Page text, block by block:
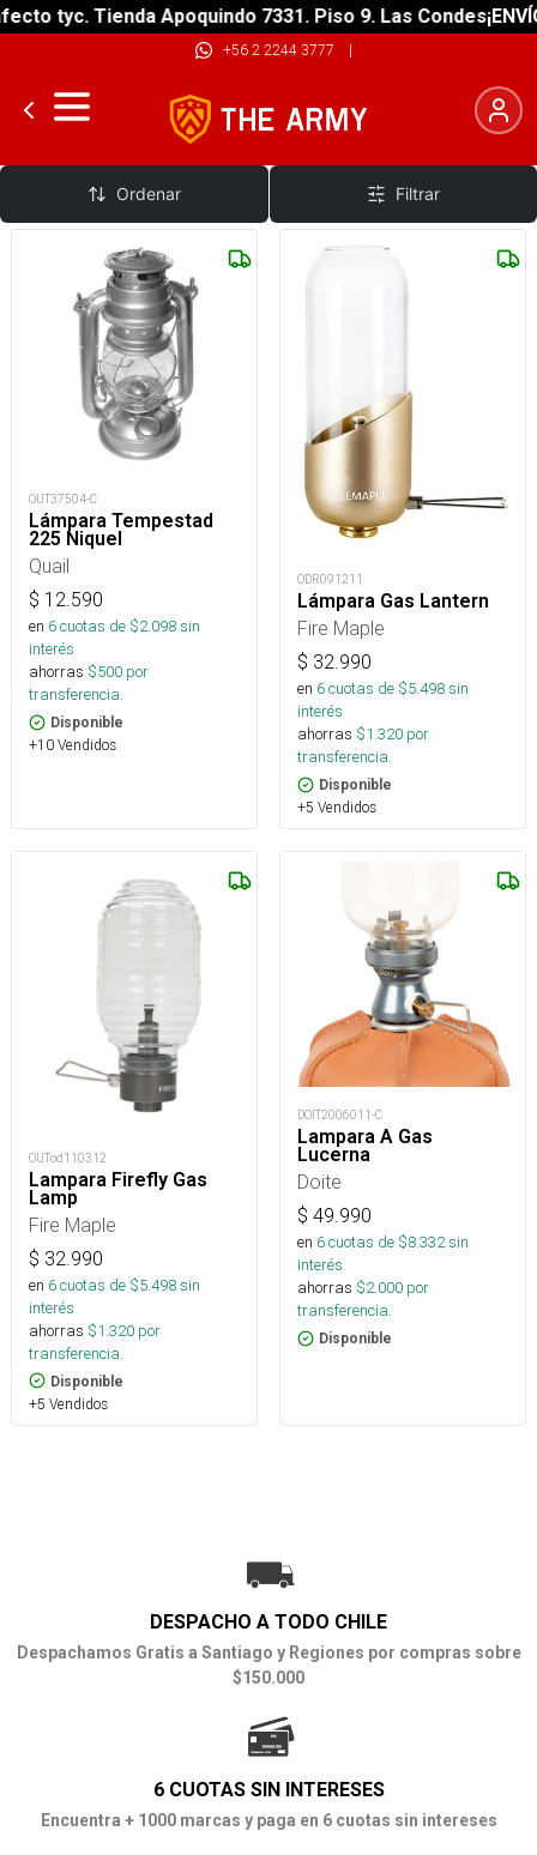
tyc. Tienda Apoquindo 7331. Piso 9. Las Condes
+56 2 2244 3777 |
Faroles a Combustibles
Ordenar Filtrar
OUT37504-C
Lámpara Tempestad
225 Niquel
Quail
$ 12.590
en 6cuotas de $2.098sin
interés
ahorras $500 por
transferencia.
Disponible
+10 Vendidos
ODR091211
Lámpara Gas Lantern
Fire Maple
$ 32.990
en 6cuotas de $5.498sin
interés
ahorras $1.320 por
transferencia.
Disponible
+5 Vendidos
OUTod110312
Lampara Firefly Gas
Lamp
Fire Maple
$ 32.990
en 6cuotas de $5.498sin
interés
ahorras $1.320 por
transferencia.
Disponible
+5 Vendidos
DOIT2006011-C
Lampara A Gas
Lucerna
Doite
$ 49.990
en 6cuotas de $8.332sin
interés
ahorras $2.000 por
transferencia.
Disponible
DESPACHO A TODO CHILE
Despachamos Gratis a Santiago y Regiones por compras sobre
$150.000
6 CUOTAS SIN INTERESES
Encuentra + 1000 marcas y paga en 6 cuotas sin intereses